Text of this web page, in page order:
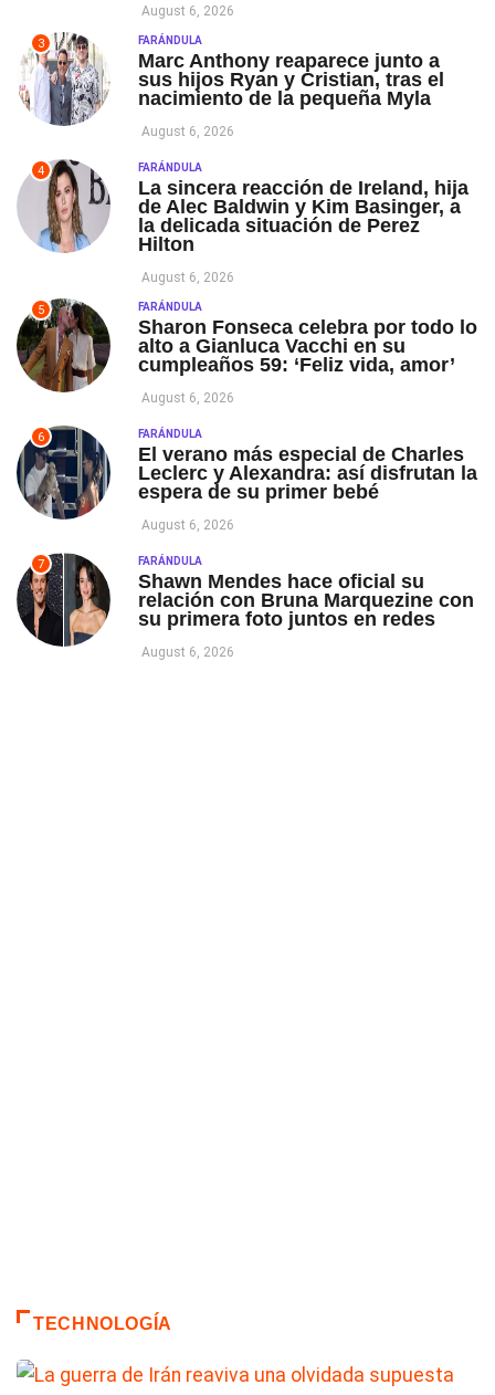
August 6, 2026
3 FARÁNDULA
Marc Anthony reaparece junto a
sus hijos Ryan y Cristian, tras el
nacimiento de la pequeña Myla
August 6, 2026
4 FARÁNDULA
La sincera reacción de Ireland, hija
de Alec Baldwin y Kim Basinger, a
la delicada situación de Perez
Hilton
August 6, 2026
5 FARÁNDULA
Sharon Fonseca celebra por todo lo
alto a Gianluca Vacchi en su
cumpleaños 59: ‘Feliz vida, amor’
August 6, 2026
6 FARÁNDULA
El verano más especial de Charles
Leclerc y Alexandra: así disfrutan la
espera de su primer bebé
August 6, 2026
7 FARÁNDULA
Shawn Mendes hace oficial su
relación con Bruna Marquezine con
su primera foto juntos en redes
August 6, 2026
TECHNOLOGÍA